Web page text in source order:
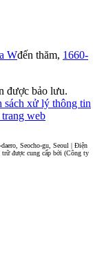
Wđến thăm, 1660-
được bảo lưu.
sách xử lý thông tin
trang web
Seocho-gu, Seoul | Điện
được cung cấp bởi (Công ty